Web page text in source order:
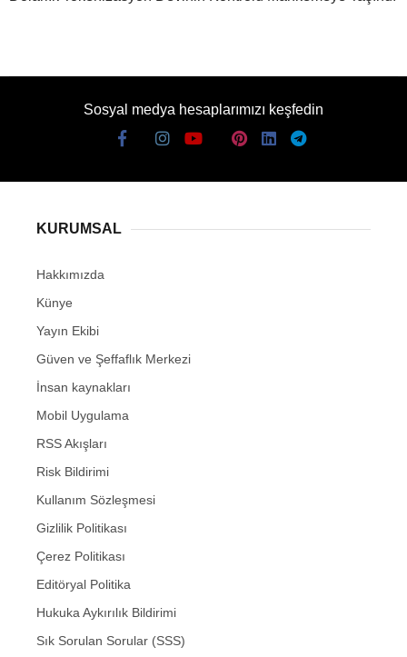
Sosyal medya hesaplarımızı keşfedin
KURUMSAL
Hakkımızda
Künye
Yayın Ekibi
Güven ve Şeffaflık Merkezi
İnsan kaynakları
Mobil Uygulama
RSS Akışları
Risk Bildirimi
Kullanım Sözleşmesi
Gizlilik Politikası
Çerez Politikası
Editöryal Politika
Hukuka Aykırılık Bildirimi
Sık Sorulan Sorular (SSS)